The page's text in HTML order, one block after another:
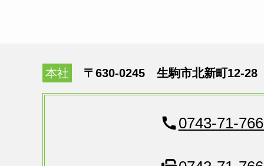
本社 〒630-0245 生駒市北新町12-28
0743-71-